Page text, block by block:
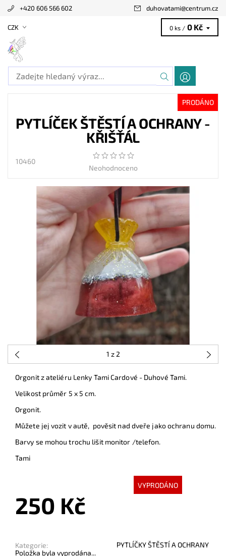
+420 606 566 602 duhovatami@centrum.cz
CZK 0 ks / 0 Kč
PRODÁNO
PYTLÍČEK ŠTĚSTÍ A OCHRANY -
KŘIŠŤÁL
10460
Neohodnoceno
1 z 2
Orgonit z ateliéru Lenky Tami Cardové - Duhové Tami.
Velikost průměr 5 x 5 cm.
Orgonit.
Můžete jej vozit v autě, pověsit nad dveře jako ochranu domu.
Barvy se mohou trochu lišit monitor /telefon.
Tami
VYPRODÁNO
250 Kč
Kategorie:
PYTLÍČKY ŠTĚSTÍ A OCHRANY
Položka byla vyprodána...